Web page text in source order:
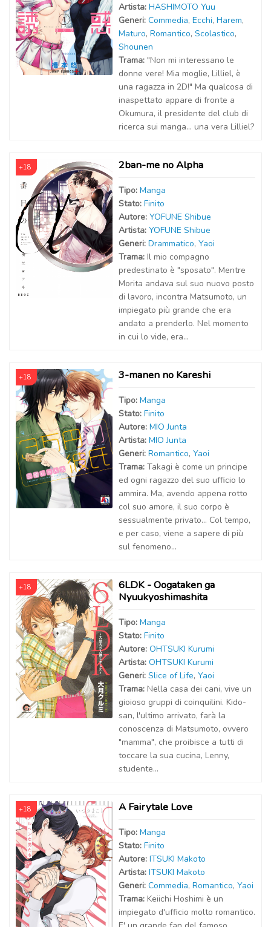
Artista: HASHIMOTO Yuu
Generi: Commedia, Ecchi, Harem,
Maturo, Romantico, Scolastico,
Shounen
Trama: "Non mi interessano le
donne vere! Mia moglie, Lilliel, è
una ragazza in 2D!" Ma qualcosa di
inaspettato appare di fronte a
Okumura, il presidente del club di
ricerca sui manga... una vera Lilliel?
+18 2ban-me no Alpha
Tipo: Manga
Stato: Finito
Autore: YOFUNE Shibue
Artista: YOFUNE Shibue
Generi: Drammatico, Yaoi
Trama: Il mio compagno
predestinato è "sposato". Mentre
Morita andava sul suo nuovo posto
di lavoro, incontra Matsumoto, un
impiegato più grande che era
andato a prenderlo. Nel momento
in cui lo vide, era...
+18 3-manen no Kareshi
Tipo: Manga
Stato: Finito
Autore: MIO Junta
Artista: MIO Junta
Generi: Romantico, Yaoi
Trama: Takagi è come un principe
ed ogni ragazzo del suo ufficio lo
ammira. Ma, avendo appena rotto
col suo amore, il suo corpo è
sessualmente privato… Col tempo,
e per caso, viene a sapere di più
sul fenomeno...
+18
6LDK - Oogataken ga
Nyuukyoshimashita
Tipo: Manga
Stato: Finito
Autore: OHTSUKI Kurumi
Artista: OHTSUKI Kurumi
Generi: Slice of Life, Yaoi
Trama: Nella casa dei cani, vive un
gioioso gruppi di coinquilini. Kido-
san, l'ultimo arrivato, farà la
conoscenza di Matsumoto, ovvero
"mamma", che proibisce a tutti di
toccare la sua cucina, Lenny,
studente...
+18 A Fairytale Love
Tipo: Manga
Stato: Finito
Autore: ITSUKI Makoto
Artista: ITSUKI Makoto
Generi: Commedia, Romantico, Yaoi
Trama: Keiichi Hoshimi è un
impiegato d'ufficio molto romantico.